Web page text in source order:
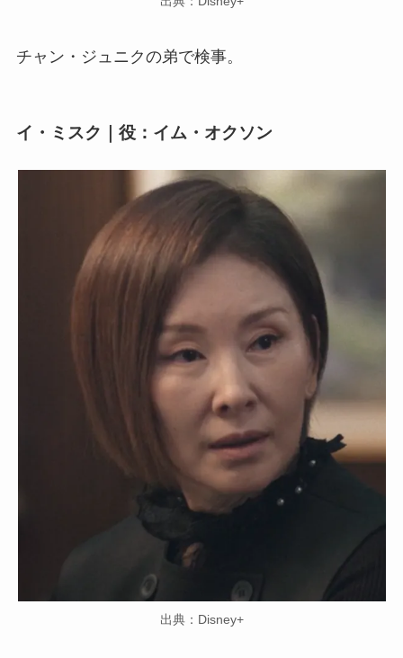
チャン・ジュニクの弟で検事。
イ・ミスク｜役：イム・オクソン
出典：Disney+